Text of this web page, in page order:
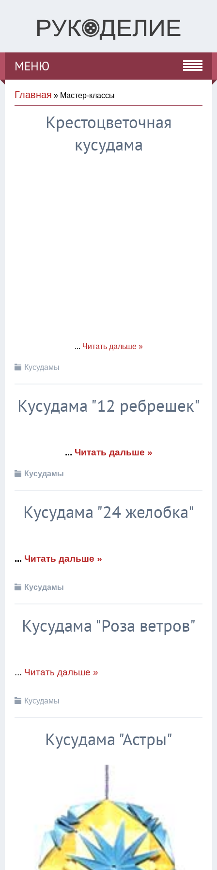
МЕНЮ
Главная » Мастер-классы
Крестоцветочная
кусудама
... Читать дальше »
Кусудамы
Кусудама "12 ребрешек"
... Читать дальше »
Кусудамы
Кусудама "24 желобка"
... Читать дальше »
Кусудамы
Кусудама "Роза ветров"
... Читать дальше »
Кусудамы
Кусудама "Астры"